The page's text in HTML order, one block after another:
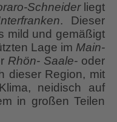
Schneiderliegt
. Dieser
mild und gemäßigt
Lage im Main-
Rhön- Saale- oder
dieser Region, mit
neidisch auf
in großen Teilen